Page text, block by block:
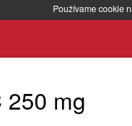
Používame cookie
250 mg